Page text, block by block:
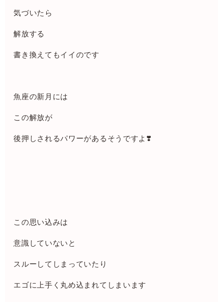
気づいたら
解放する
書き換えてもイイのです
魚座の新月には
この解放が
後押しされるパワーがあるそうですよ❣️
この思い込みは
意識していないと
スルーしてしまっていたり
エゴに上手く丸め込まれてしまいます